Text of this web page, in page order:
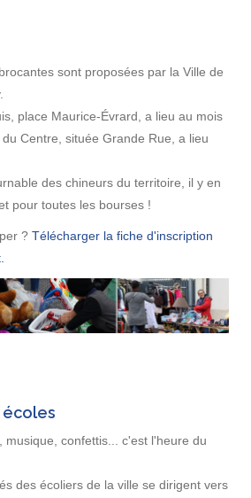
sont proposées par la Ville de
place Maurice-Évrard, a lieu au mois
Centre, située Grande Rue, a lieu
des chineurs du territoire, il y en
pour toutes les bourses !
? Télécharger la fiche d'inscription
écoles
musique, confettis... c'est l'heure du
des écoliers de la ville se dirigent vers